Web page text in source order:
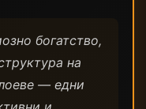
богатство,
на
— едни